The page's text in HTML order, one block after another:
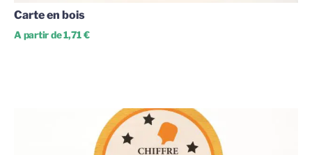
Carte en bois
A partir de 1,71 €